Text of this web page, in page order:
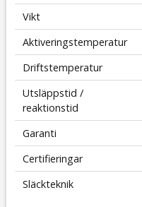
Vikt
Aktiveringstemperatur
Driftstemperatur
Utsläppstid /
reaktionstid
Garanti
Certifieringar
Släckteknik